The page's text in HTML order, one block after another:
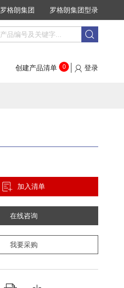
罗格朗集团 罗格朗集团型录
搜
创建产品清单
0 登录
加入清单
在线咨询
我要采购